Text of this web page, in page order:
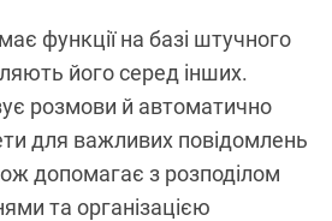
функції на базі штучного
його серед інших.
розмови й автоматично
для важливих повідомлень
допомагає з розподілом
та організацією